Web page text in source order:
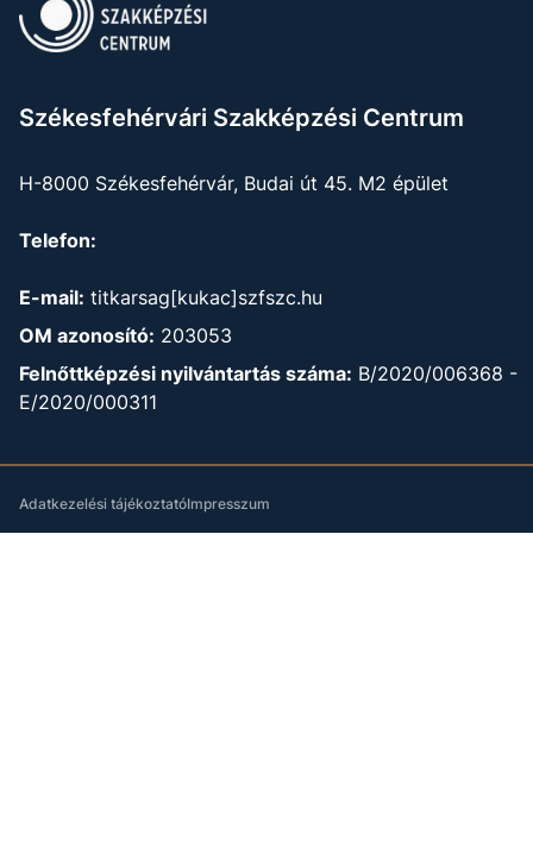
Székesfehérvári Szakképzési Centrum
H-8000 Székesfehérvár, Budai út 45. M2 épület
Telefon:
E-mail: titkarsag[kukac]szfszc.hu
OM azonosító: 203053
Felnőttképzési nyilvántartás száma: B/2020/006368 -
E/2020/000311
Adatkezelési tájékoztatóImpresszum